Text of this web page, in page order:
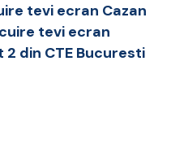
tevi ecran Cazan
tevi ecran
2 din CTE Bucuresti